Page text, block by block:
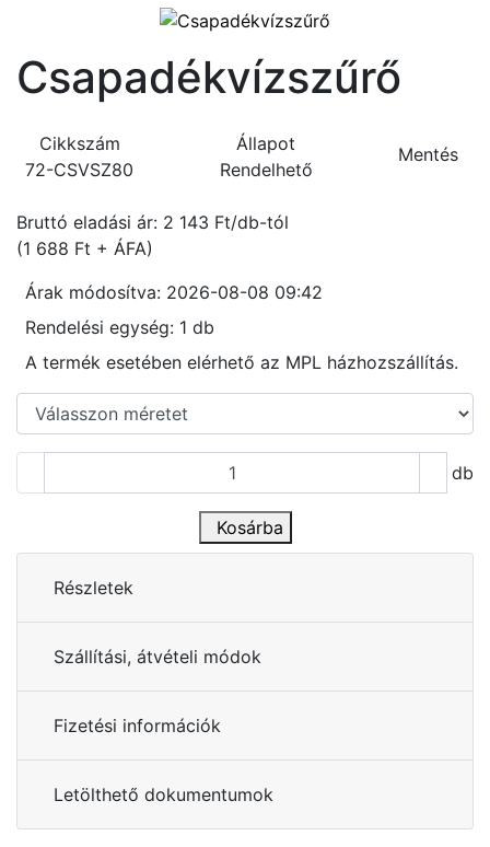
Csapadékvízszűrő
Cikkszám
72-CSVSZ80
Állapot
Rendelhető
Mentés
Bruttó eladási ár: 2 143 Ft/db-tól
(1 688 Ft + ÁFA)
Árak módosítva: 2026-08-08 09:42
Rendelési egység: 1 db
A termék esetében elérhető az MPL házhozszállítás.
db
Kosárba
Részletek
Szállítási, átvételi módok
Fizetési információk
Letölthető dokumentumok